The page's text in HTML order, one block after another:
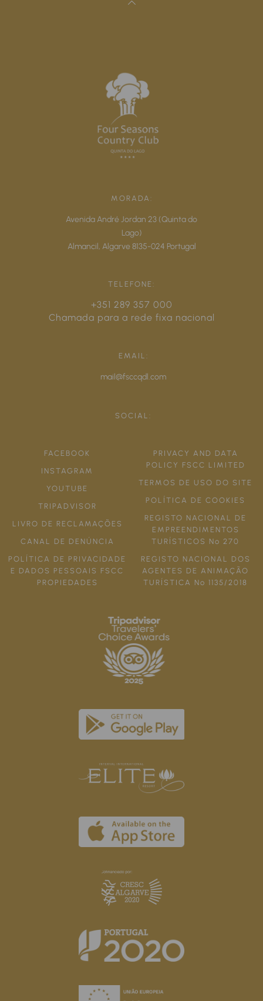
MORADA:
Avenida André Jordan 23 (Quinta do
Lago)
Almancil, Algarve8135-024 Portugal
TELEFONE:
+351 289 357 000
Chamada para a rede fixa nacional
EMAIL:
mail@fsccqdl.com
SOCIAL:
FACEBOOK
INSTAGRAM
YOUTUBE
TRIPADVISOR
LIVRO DE RECLAMAÇÕES
CANAL DE DENÚNCIA
POLÍTICA DE PRIVACIDADE
E DADOS PESSOAIS FSCC
PROPIEDADES
PRIVACY AND DATA
POLICY FSCC LIMITED
TERMOS DE USO DO SITE
POLÍTICA DE COOKIES
REGISTO NACIONAL DE
EMPREENDIMENTOS
TURÍSTICOS Nº 270
REGISTO NACIONAL DOS
AGENTES DE ANIMAÇÃO
TURÍSTICA Nº 1135/2018